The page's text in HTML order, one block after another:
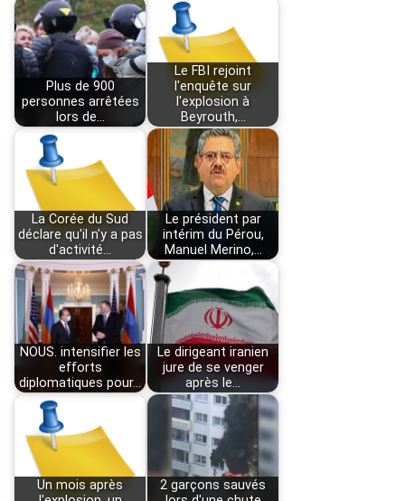
Plus de 900
personnes arrêtées
lors de…
Le FBI rejoint
l'enquête sur
l'explosion à
Beyrouth,…
La Corée du Sud
déclare qu'il n'y a pas
d'activité…
Le président par
intérim du Pérou,
Manuel Merino,…
NOUS. intensifier les
efforts
diplomatiques pour…
Le dirigeant iranien
jure de se venger
après le…
Un mois après
2 garçons sauvés